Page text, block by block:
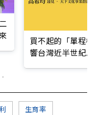
買不起的「單程
響台灣近半世紀
生育率